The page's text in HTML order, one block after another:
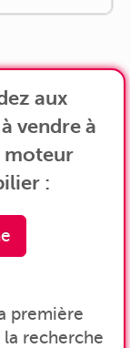
aux
vendre à
moteur
:
première
recherche